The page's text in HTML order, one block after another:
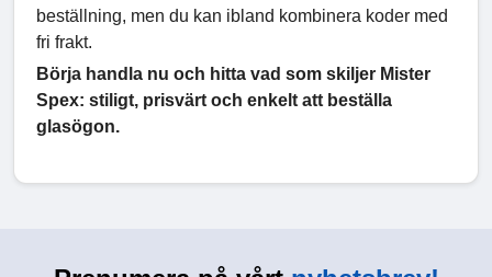
beställning, men du kan ibland kombinera koder med
fri frakt.
Börja handla nu och hitta vad som skiljer Mister
Spex: stiligt, prisvärt och enkelt att beställa
glasögon.